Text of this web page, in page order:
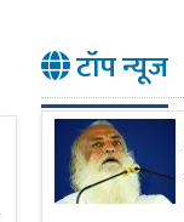
टॉप न्यूज